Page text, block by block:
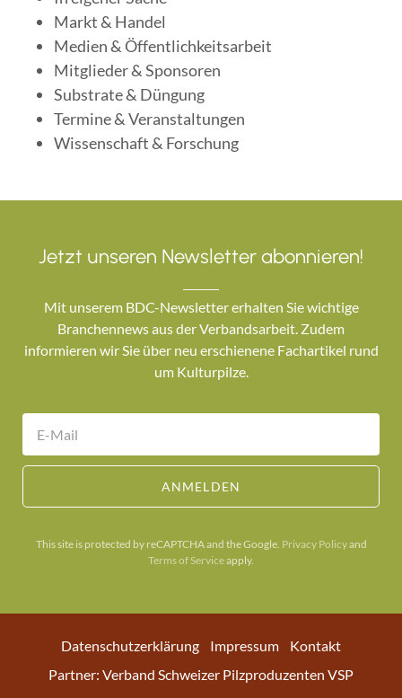
Markt & Handel
Medien & Öffentlichkeitsarbeit
Mitglieder & Sponsoren
Substrate & Düngung
Termine & Veranstaltungen
Wissenschaft & Forschung
Jetzt unseren Newsletter abonnieren!
Mit unserem BDC-Newsletter erhalten Sie wichtige
Branchennews aus der Verbandsarbeit. Zudem
informieren wir Sie über neu erschienene Fachartikel rund
um Kulturpilze.
ANMELDEN
This site is protected by reCAPTCHA and the Google. Privacy Policyand
Terms of Serviceapply.
Datenschutzerklärung Impressum
Kontakt
Partner: Verband Schweizer Pilzproduzenten VSP